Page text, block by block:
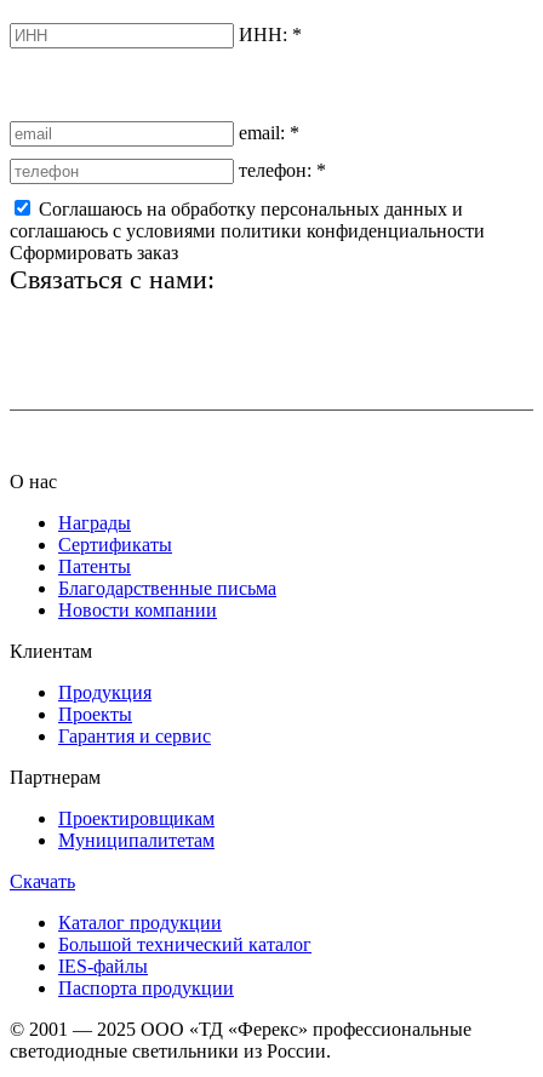
ИНН: *
email: *
телефон: *
Соглашаюсь на обработку персональных данных и
соглашаюсь с условиями политики конфиденциальности
Сформировать заказ
Связаться с нами:
О нас
Награды
Сертификаты
Патенты
Благодарственные письма
Новости компании
Клиентам
Продукция
Проекты
Гарантия и сервис
Партнерам
Проектировщикам
Муниципалитетам
Скачать
Каталог продукции
Большой технический каталог
IES-файлы
Паспорта продукции
© 2001 — 2025 ООО «ТД «Ферекс» профессиональные
светодиодные светильники из России.